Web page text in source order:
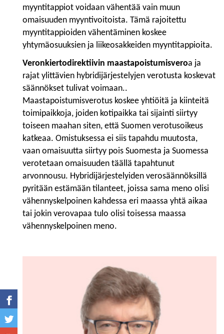
myyntitappiot voidaan vähentää vain muun
omaisuuden myyntivoitoista. Tämä rajoitettu
myyntitappioiden vähentäminen koskee
yhtymäosuuksien ja liikeosakkeiden myyntitappioita.
Veronkiertodirektiivin maastapoistumisveroa ja
rajat ylittävien hybridijärjestelyjen verotusta koskevat
säännökset tulivat voimaan..
Maastapoistumisverotus koskee yhtiöitä ja kiinteitä
toimipaikkoja, joiden kotipaikka tai sijainti siirtyy
toiseen maahan siten, että Suomen verotusoikeus
katkeaa. Omistuksessa ei siis tapahdu muutosta,
vaan omaisuutta siirtyy pois Suomesta ja Suomessa
verotetaan omaisuuden täällä tapahtunut
arvonnousu. Hybridijärjestelyiden verosäännöksillä
pyritään estämään tilanteet, joissa sama meno olisi
vähennyskelpoinen kahdessa eri maassa yhtä aikaa
tai jokin verovapaa tulo olisi toisessa maassa
vähennyskelpoinen meno.